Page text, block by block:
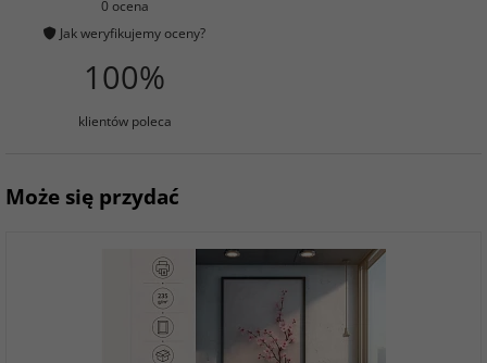
0 ocena
Jak weryfikujemy oceny?
100%
klientów poleca
Może się przydać